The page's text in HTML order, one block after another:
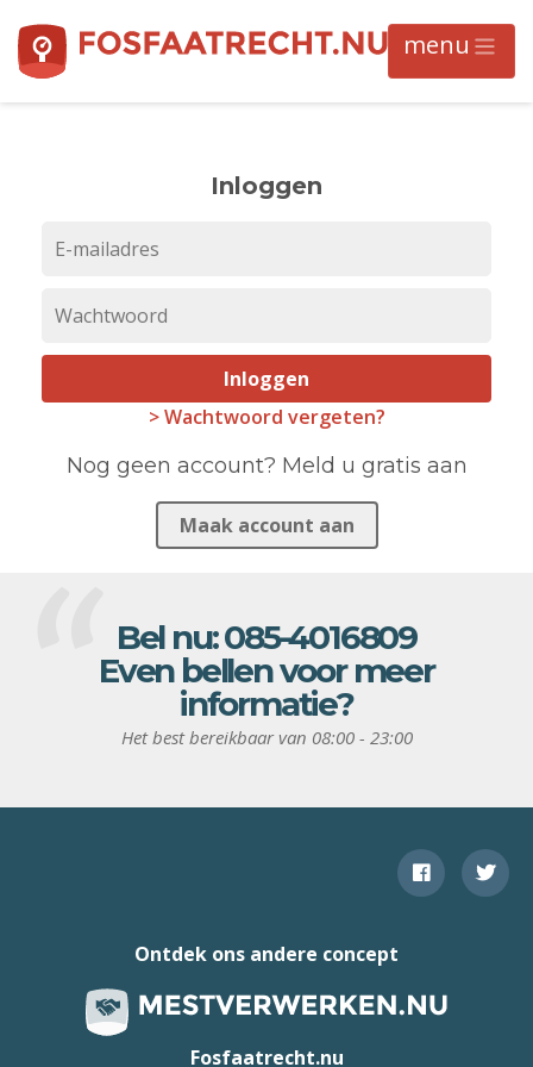
Inloggen
Inloggen
> Wachtwoord vergeten?
Nog geen account? Meld u gratis aan
Maak account aan
Bel nu:085-4016809
Even bellen voor meer
informatie?
Het best bereikbaar van 08:00 - 23:00
Fosfaatrecht.nu
Ontdek ons andere concept